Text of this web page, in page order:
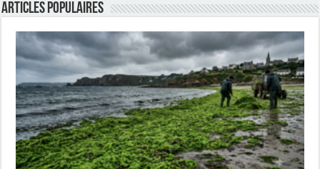
Articles populaires